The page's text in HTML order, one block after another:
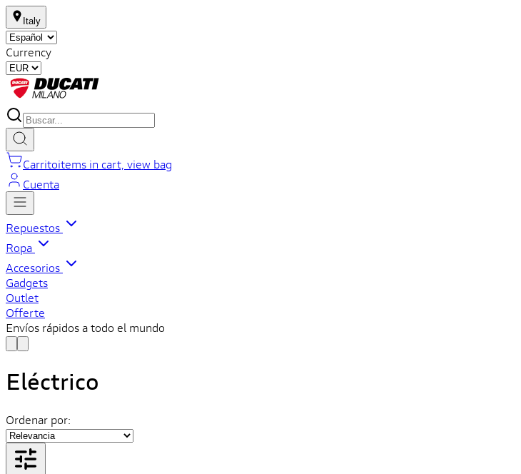
Italy
Currency
Carritoitems in cart, view bag
Cuenta
Repuestos
Ropa
Accesorios
Gadgets
Outlet
Offerte
Envíos rápidos a todo el mundo
Eléctrico
Ordenar por: